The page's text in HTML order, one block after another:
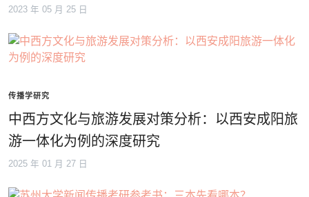
2023 年 05 月 25 日
传播学研究
中西方文化与旅游发展对策分析：以西安成阳旅
游一体化为例的深度研究
2025 年 01 月 27 日